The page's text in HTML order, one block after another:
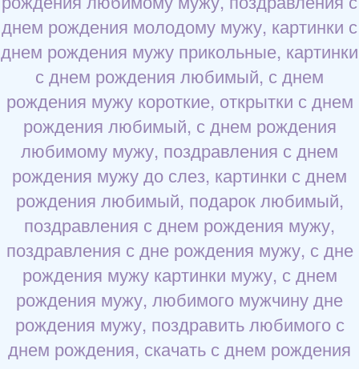
днем рождения молодому мужу, картинки с
днем рождения мужу прикольные, картинки
с днем рождения любимый, с днем
рождения мужу короткие, открытки с днем
рождения любимый, с днем рождения
любимому мужу, поздравления с днем
рождения мужу до слез, картинки с днем
рождения любимый, подарок любимый,
поздравления с днем рождения мужу,
поздравления с дне рождения мужу, с дне
рождения мужу картинки мужу, с днем
рождения мужу, любимого мужчину дне
рождения мужу, поздравить любимого с
днем рождения, скачать с днем рождения